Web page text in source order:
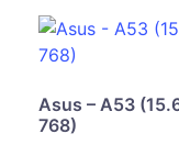
Asus – A53
768)